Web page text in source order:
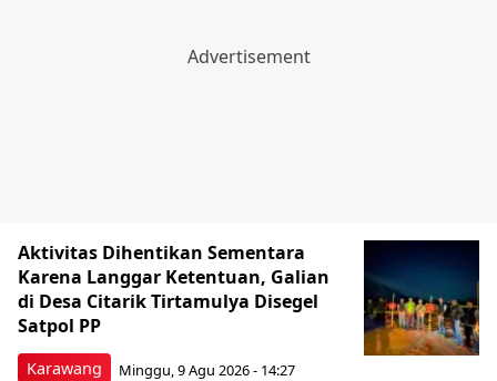
Karawang
Aktivitas Dihentikan Sementara
Karena Langgar Ketentuan, Galian
di Desa Citarik Tirtamulya Disegel
Satpol PP
Minggu, 9 Agu 2026 - 14:27